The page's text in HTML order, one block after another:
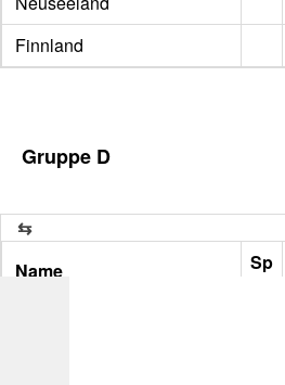
Finnland
Gruppe D
Name Sp